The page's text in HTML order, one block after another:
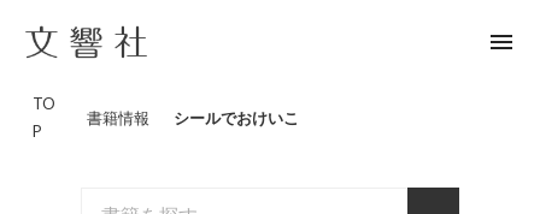
menu
TO
P
書籍情報 シールでおけいこ